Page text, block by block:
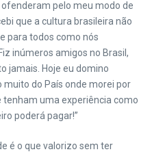
pelo meu modo de
que a cultura brasileira não
para todos como nós
inúmeros amigos no Brasil,
jamais. Hoje eu domino
do País onde morei por
tenham uma experiência como
poderá pagar!”
é o que valorizo sem ter